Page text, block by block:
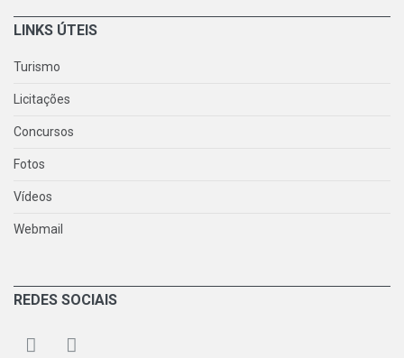
LINKS ÚTEIS
Turismo
Licitações
Concursos
Fotos
Vídeos
Webmail
REDES SOCIAIS